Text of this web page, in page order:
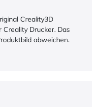
Creality3D
Drucker. Das
abweichen.